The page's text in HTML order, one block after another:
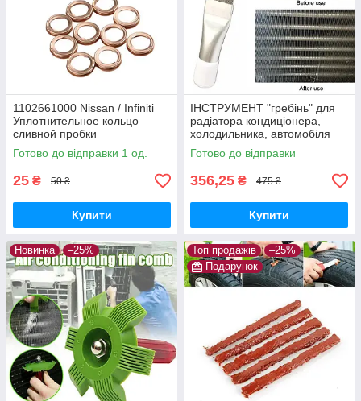
1102661000 Nissan / Infiniti
Уплотнительное кольцо
сливной пробки
Готово до відправки 1 од.
25 ₴ 50 ₴
Купити
ІНСТРУМЕНТ "гребінь" для
радіатора кондиціонера,
холодильника, автомобіля
(очищення, ремонт)
Готово до відправки
356,25 ₴ 475 ₴
Купити
Новинка –25% Топ продажів
–25%
Подарунок